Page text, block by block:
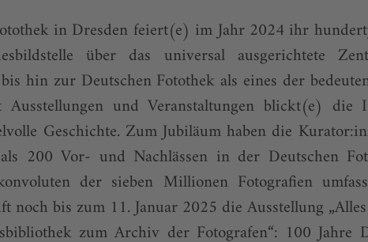
in Dresden feiert(e) im Jahr 2024 ihr
über das universal ausgerichtete
hin zur Deutschen Fotothek als eines der
und Veranstaltungen blickt(e) die
Geschichte. Zum Jubiläum haben die
200 Vor- und Nachlässen in der Deutschen
der sieben Millionen Fotografien
noch bis zum 11. Januar 2025 die Ausstellung
zum Archiv der Fotografen“: 100 Jahre